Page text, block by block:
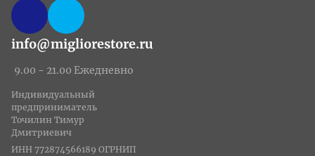
info@migliorestore.ru
9.00 - 21.00 Ежедневно
Индивидуальный
предприниматель
Точилин Тимур
Дмитриевич
ИНН 772874566189 ОГРНИП